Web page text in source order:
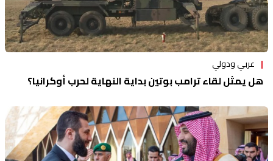
عربي ودولي
هل يمثل لقاء ترامب بوتين بداية النهاية لحرب أوكرانيا؟